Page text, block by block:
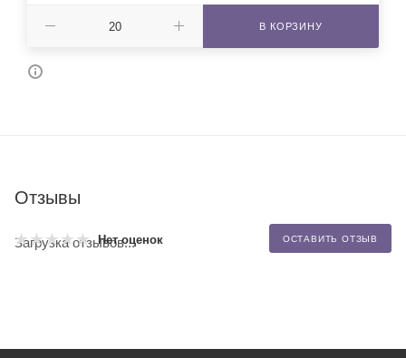
В КОРЗИНУ
Отзывы
Нет оценок ОСТАВИТЬ ОТЗЫВ
Загрузка отзывов...